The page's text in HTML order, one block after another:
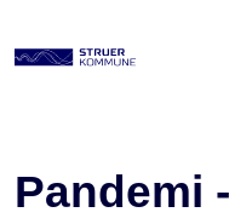
Pandemi